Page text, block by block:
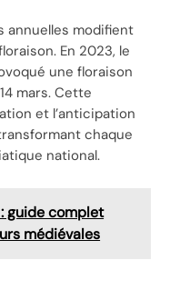
annuelles modifient
En 2023, le
une floraison
mars. Cette
et l’anticipation
chaque
national.
guide complet
médiévales